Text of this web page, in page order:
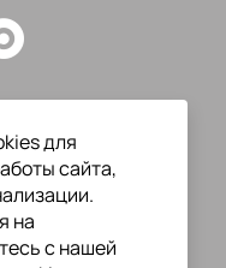
2026для
сайта,
на
с нашей